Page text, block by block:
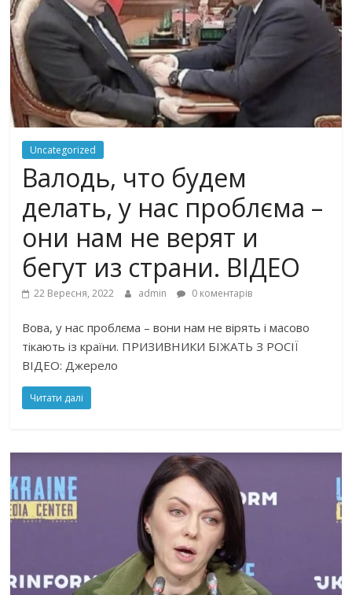
Uncategorized
Валодь, что будем
делать, у нас проблєма –
они нам не верят и
бегут из страни. ВІДЕО
22 Вересня, 2022 admin 0 коментарів
Вова, у нас проблєма – вони нам не вірять і масово
тікають із країни. ПРИЗИВНИКИ БІЖАТЬ З РОСІЇ
ВІДЕО: Джерело
Читати далі